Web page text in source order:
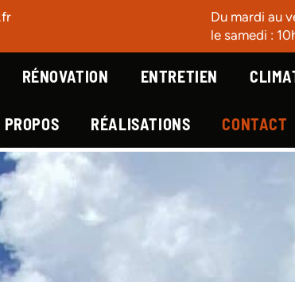
Du mardi au
le samedi :
RÉNOVATION ENTRETIEN
RÉALISATIONS CONTACT